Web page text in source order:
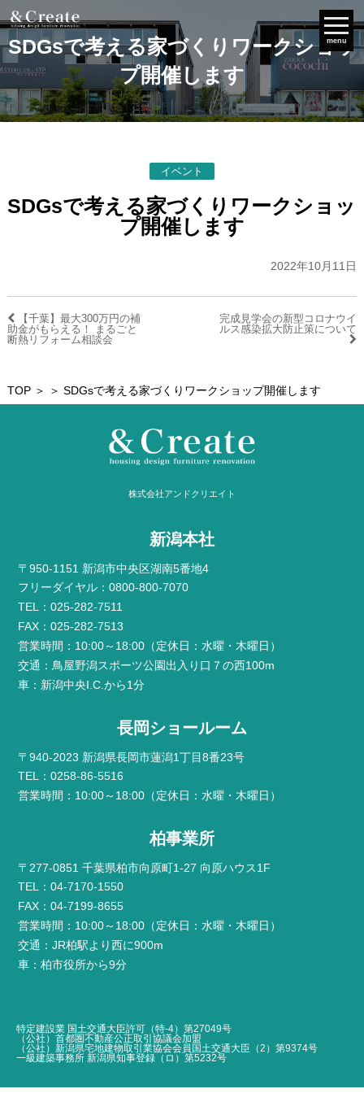
menu
SDGsで考える家づくりワークショッ
プ開催します
イベント
SDGsで考える家づくりワークショッ
プ開催します
2022年10月11日
【千葉】最大300万円の補
助金がもらえる！ まるごと
断熱リフォーム相談会
完成見学会の新型コロナウイ
ルス感染拡大防止策について
TOP＞ ＞ SDGsで考える家づくりワークショップ開催します
株式会社アンドクリエイト
新潟本社
〒950-1151 新潟市中央区湖南5番地4
フリーダイヤル：0800-800-7070
TEL：025-282-7511
FAX：025-282-7513
営業時間：10:00～18:00（定休日：水曜・木曜日）
交通：鳥屋野潟スポーツ公園出入り口７の西100m
車：新潟中央I.C.から1分
長岡ショールーム
〒940-2023 新潟県長岡市蓮潟1丁目8番23号
TEL：0258-86-5516
営業時間：10:00～18:00（定休日：水曜・木曜日）
柏事業所
〒277-0851 千葉県柏市向原町1-27 向原ハウス1F
TEL：04-7170-1550
FAX：04-7199-8655
営業時間：10:00～18:00（定休日：水曜・木曜日）
交通：JR柏駅より西に900m
車：柏市役所から9分
特定建設業 国土交通大臣許可（特-4）第27049号
（公社）首都圏不動産公正取引協議会加盟
（公社）新潟県宅地建物取引業協会会員国土交通大臣（2）第9374号
一級建築事務所 新潟県知事登録（ロ）第5232号